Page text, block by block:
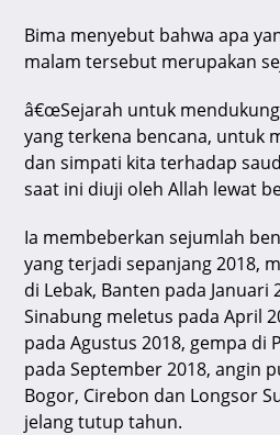
Bima menyebut bahwa apa
malam tersebut merupakan
â€œSejarah untuk
yang terkena bencana, untuk
dan simpati kita terhadap
saat ini diuji oleh Allah lewat
Ia membeberkan sejumlah
yang terjadi sepanjang 2018,
di Lebak, Banten pada Januari
Sinabung meletus pada April
pada Agustus 2018, gempa di
pada September 2018, angin
Bogor, Cirebon dan Longsor
jelang tutup tahun.